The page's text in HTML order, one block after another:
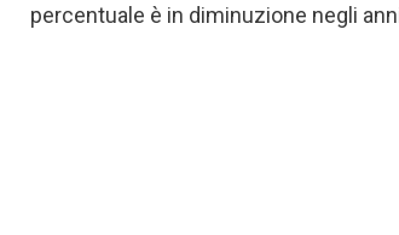
percentuale è in diminuzione negli